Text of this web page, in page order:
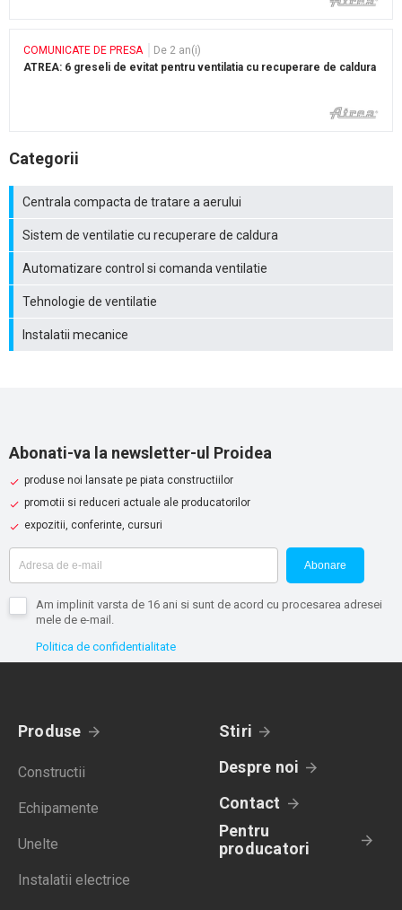
COMUNICATE DE PRESA
De 2 an(i)
ATREA: 6 greseli de evitat pentru ventilatia cu recuperare de caldura
Categorii
Centrala compacta de tratare a aerului
Sistem de ventilatie cu recuperare de caldura
Automatizare control si comanda ventilatie
Tehnologie de ventilatie
Instalatii mecanice
Abonati-va la newsletter-ul Proidea
produse noi lansate pe piata constructiilor
promotii si reduceri actuale ale producatorilor
expozitii, conferinte, cursuri
Abonare
Am implinit varsta de 16 ani si sunt de acord cu procesarea adresei
mele de e-mail.
Politica de confidentialitate
Produse
Constructii
Echipamente
Unelte
Instalatii electrice
Stiri
Despre noi
Contact
Pentru
producatori